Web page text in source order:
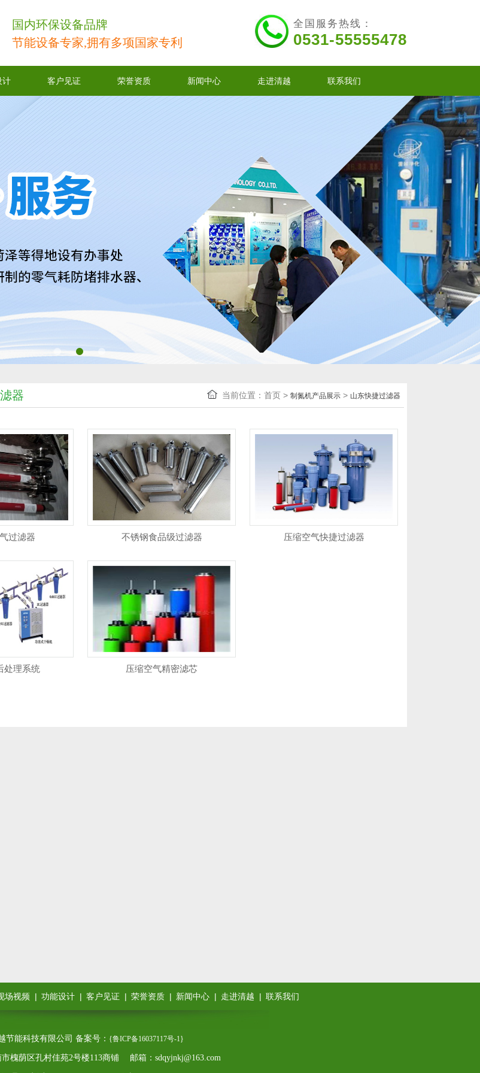
国内环保设备品牌
节能设备专家,拥有多项国家专利
全国服务热线：
0531-55555478
计 客户见证 荣誉资质 新闻中心 走进清越 联系我们
器 当前位置： 首页 > 制氮机产品展示 > 山东快捷过滤器
过滤器 不锈钢食品级过滤器 压缩空气快捷过滤器
处理系统 压缩空气精密滤芯
场视频 | 功能设计 | 客户见证 | 荣誉资质 | 新闻中心 | 走进清越 | 联系我们
节能科技有限公司 备案号： {鲁ICP备16037117号-1}
槐荫区孔村佳苑2号楼113商铺 邮箱：sdqyjnkj@163.com